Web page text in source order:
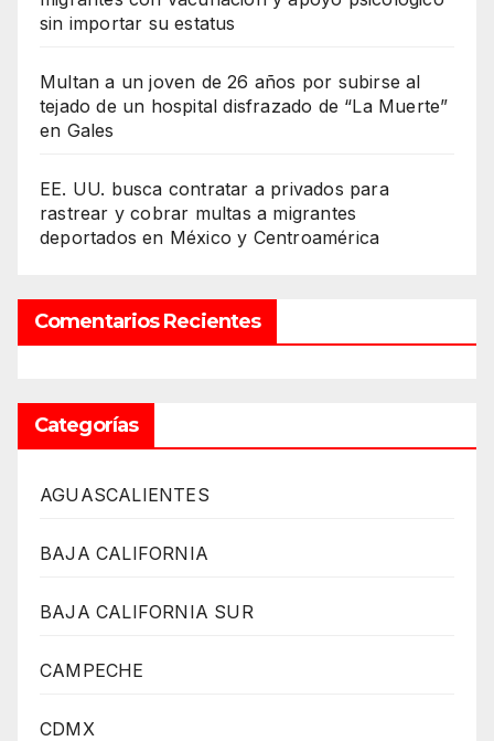
sin importar su estatus
Multan a un joven de 26 años por subirse al
tejado de un hospital disfrazado de “La Muerte”
en Gales
EE. UU. busca contratar a privados para
rastrear y cobrar multas a migrantes
deportados en México y Centroamérica
Comentarios Recientes
Categorías
AGUASCALIENTES
BAJA CALIFORNIA
BAJA CALIFORNIA SUR
CAMPECHE
CDMX